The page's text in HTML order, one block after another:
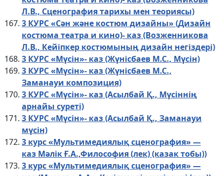
Л.В., Сценография тарихы мен теориясы)
3 КУРС «Сән және костюм дизайны» (Дизайн
костюма театра и кино)- каз (Возженникова
Л.В., Кейіпкер костюмының дизайн негіздері)
3 КУРС «Мүсін»- каз (Жүнісбаев М.С., Мүсін)
3 КУРС «Мүсін»- каз (Жүнісбаев М.С.,
Заманауи композиция)
3 КУРС «Мүсін»- каз (Асылбай Қ., Мүсіннің
арнайы суреті)
3 КУРС «Мүсін»- каз (Асылбай Қ., Заманауи
мүсін)
3 курс «Мультимедиялық сценография» —
каз Мәлік Ғ.А.,Философия (лек) (казак тобы))
3 курс «Мультимедиялық сценография» —